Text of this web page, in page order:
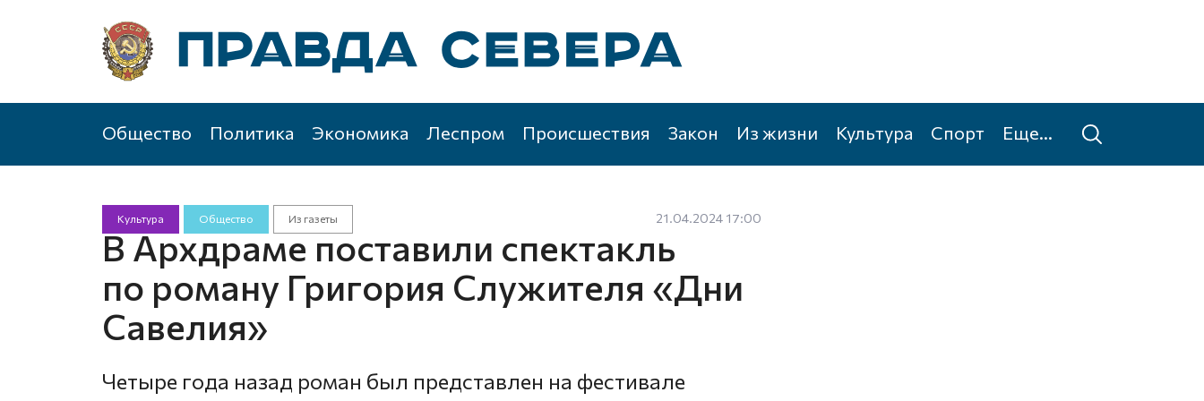
Общество Политика Экономика Леспром Происшествия Закон Из жизни Культура Спорт Еще...
Культура Общество Из газеты 21.04.2024 17:00
В Архдраме поставили спектакль
по роману Григория Служителя «Дни
Савелия»
Четыре года назад роман был представлен на фестивале